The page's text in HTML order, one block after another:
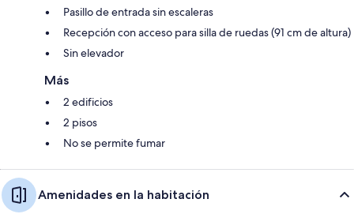
Pasillo de entrada sin escaleras
Recepción con acceso para silla de ruedas (91 cm de altura)
Sin elevador
Más
2 edificios
2 pisos
No se permite fumar
Amenidades en la habitación